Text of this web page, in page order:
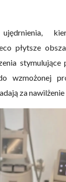
płytsze
stymulujące
wzmożonej
za